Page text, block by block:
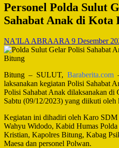
Personel Polda Sulut
Sahabat Anak di Kota
NA'ILA ABRAARA 9 Desember
Bitung – SULUT, Baraberita.com
laksanakan kegiatan Polisi Sahabat
Polisi Sahabat Anak dilaksanakan
Sabtu (09/12/2023) yang diikuti oleh
Kegiatan ini dihadiri oleh Karo
Wahyu Widodo, Kabid Humas
Kristian, Kapolres Bitung, Kabag
Maesa dan personel Polwan.